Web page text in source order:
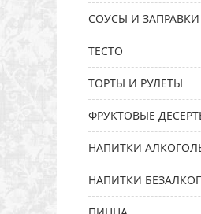
СОУСЫ И ЗАПРАВКИ
ТЕСТО
ТОРТЫ И РУЛЕТЫ
ФРУКТОВЫЕ
НАПИТКИ
НАПИТКИ